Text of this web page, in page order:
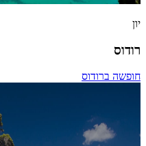
יון
רודוס
חופשה ברודוס